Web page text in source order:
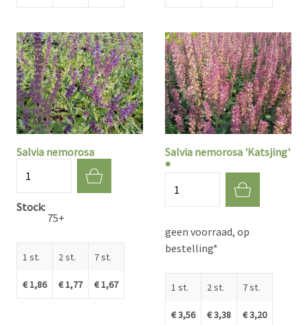
Salvia nemorosa
Stock
75+
1 st.
€ 1,86
2 st.
€ 1,77
7 st.
€ 1,67
Salvia nemorosa 'Katsjing'
®
geen voorraad, op
bestelling*
1 st.
€ 3,56
2 st.
€ 3,38
7 st.
€ 3,20